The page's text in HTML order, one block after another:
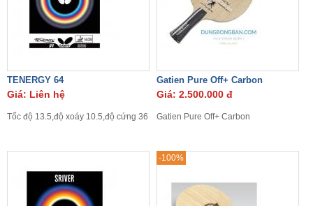
TENERGY 64
Giá: Liên hệ
Tốc độ 13.5,độ xoáy 10.5,độ cứng 36
Gatien Pure Off+ Carbon
Giá: 2.500.000 đ
Gatien Pure Off+ Carbon
-100%